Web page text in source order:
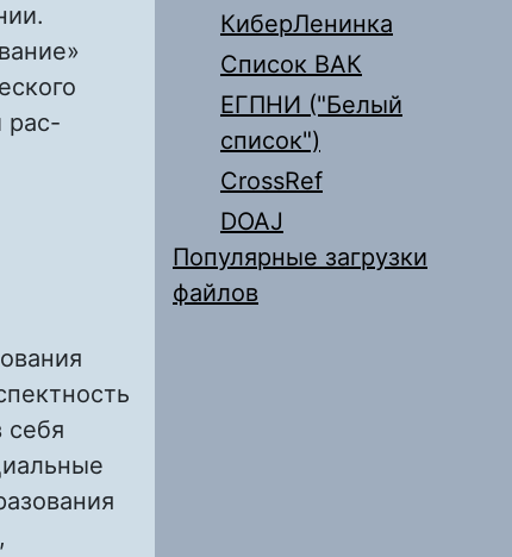
рас-
себя
КиберЛенинка
Список ВАК
ЕГПНИ ("Белый
список")
CrossRef
DOAJ
Популярные загрузки
файлов